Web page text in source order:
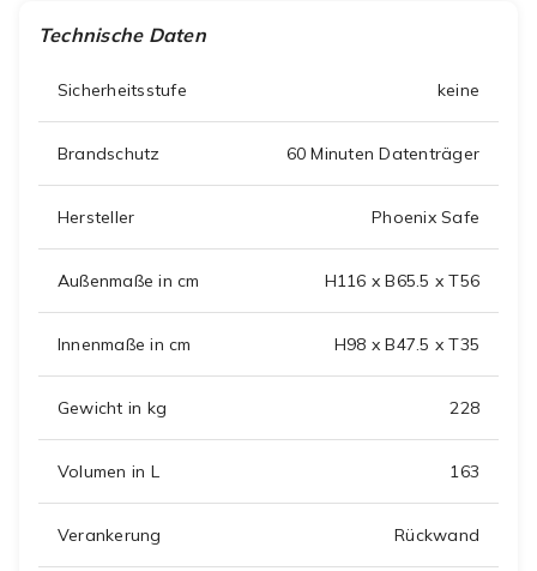
Technische Daten
Sicherheitsstufe keine
Brandschutz 60 Minuten Datenträger
Hersteller Phoenix Safe
Außenmaße in cm H116 x B65.5 x T56
Innenmaße in cm H98 x B47.5 x T35
Gewicht in kg 228
Volumen in L 163
Verankerung Rückwand